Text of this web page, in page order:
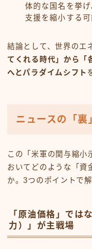
体的な国名を挙
支援を縮小する
結論として、世界のエ
てくれる時代」から「
へとパラダイムシフト
ニュースの「裏
この「米軍の関与縮小
おいてどのような「資
か。3つのポイントで解
「原油価格」では
力）」が主戦場